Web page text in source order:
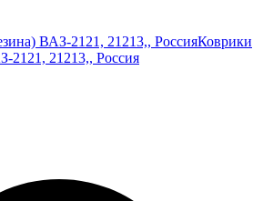
ВАЗ-2121, 21213,, РоссияКоврики
2121, 21213,, Россия